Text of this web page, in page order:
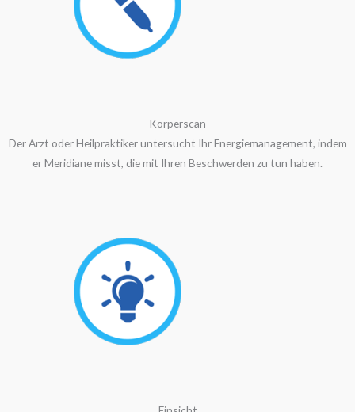
Körperscan
Der Arzt oder Heilpraktiker untersucht Ihr Energiemanagement, indem
er Meridiane misst, die mit Ihren Beschwerden zu tun haben.